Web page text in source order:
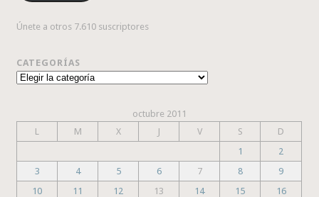
Únete a otros 7.610 suscriptores
CATEGORÍAS
Categorías
octubre 2011
L
M X J V S
D
1
2
3
4 5 6 7 8
9
10
11 12 13 14 15
16